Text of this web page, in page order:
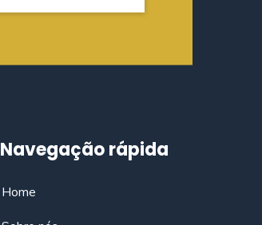
Navegação rápida
Home